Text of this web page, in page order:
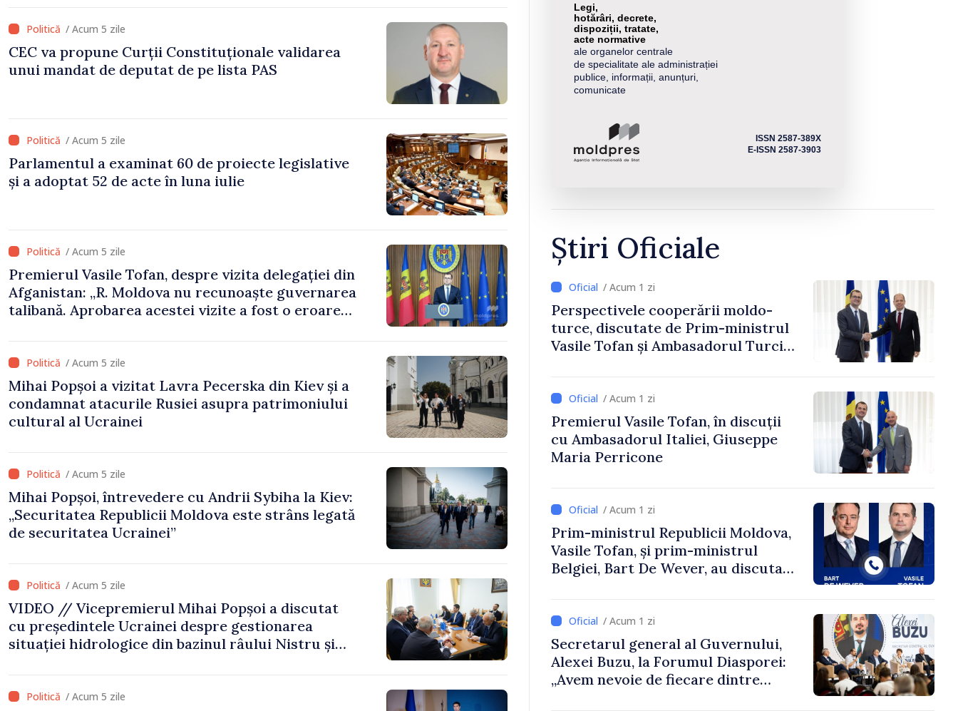
/ Acum 5 zile
CEC va propune Curții Constituționale validarea
unui mandat de deputat de pe lista PAS
/ Acum 5 zile
Parlamentul a examinat 60 de proiecte legislative
și a adoptat 52 de acte în luna iulie
/ Acum 5 zile
Premierul Vasile Tofan, despre vizita delegației din
Afganistan: „R. Moldova nu recunoaște guvernarea
talibană. Aprobarea acestei vizite a fost o eroare
/ Acum 5 zile
Mihai Popșoi a vizitat Lavra Pecerska din Kiev și a
condamnat atacurile Rusiei asupra patrimoniului
cultural al Ucrainei
/ Acum 5 zile
Mihai Popșoi, întrevedere cu Andrii Sybiha la Kiev:
„Securitatea Republicii Moldova este strâns legată
de securitatea Ucrainei”
/ Acum 5 zile
VIDEO // Vicepremierul Mihai Popșoi a discutat
cu președintele Ucrainei despre gestionarea
situației hidrologice din bazinul râului Nistru și
/ Acum 5 zile
Legi,
hotărâri, decrete,
dispoziții, tratate,
acte normative
ale organelor centrale
de specialitate ale administrației
publice, informații, anunțuri,
comunicate
ISSN 2587-389X
E-ISSN 2587-3903
Știri Oficiale
/ Acum 1 zi
Perspectivele cooperării moldo-
turce, discutate de Prim-ministrul
Vasile Tofan și Ambasadorul Turciei,
/ Acum 1 zi
Premierul Vasile Tofan, în discuții
cu Ambasadorul Italiei, Giuseppe
Maria Perricone
/ Acum 1 zi
Prim-ministrul Republicii Moldova,
Vasile Tofan, și prim-ministrul
Belgiei, Bart De Wever, au discutat
/ Acum 1 zi
Secretarul general al Guvernului,
Alexei Buzu, la Forumul Diasporei:
„Avem nevoie de fiecare dintre